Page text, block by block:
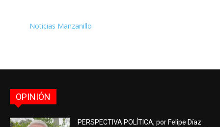
Noticias Manzanillo
OPINIÓN
PERSPECTIVA POLÍTICA, por Felipe Díaz